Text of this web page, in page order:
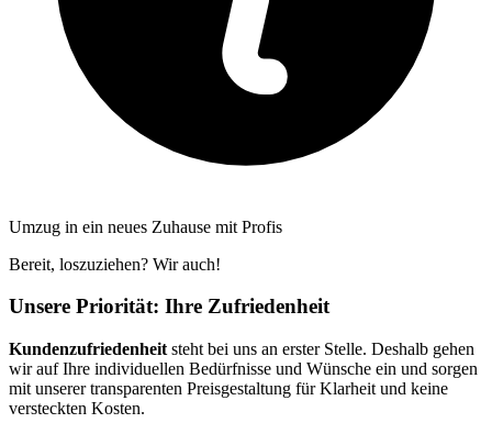
Umzug in ein neues Zuhause mit Profis
Bereit, loszuziehen? Wir auch!
Unsere Priorität: Ihre Zufriedenheit
Kundenzufriedenheit steht bei uns an erster Stelle. Deshalb gehen
wir auf Ihre individuellen Bedürfnisse und Wünsche ein und sorgen
mit unserer transparenten Preisgestaltung für Klarheit und keine
versteckten Kosten.